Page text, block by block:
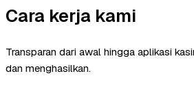
Cara kerja kami
Transparan dari awal hingga aplikasi
dan menghasilkan.